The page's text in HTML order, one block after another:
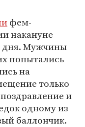
фем-
накануне
дня. Мужчины
попытались
на
только
и
одному из
баллончик.